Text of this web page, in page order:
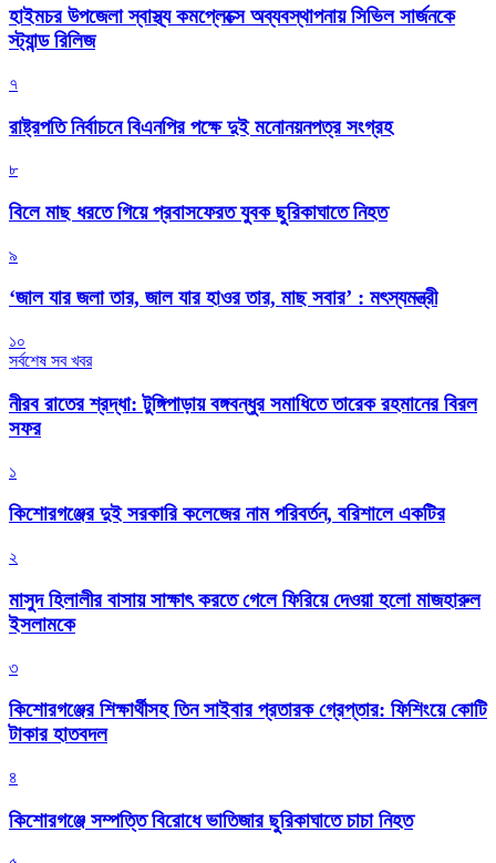
হাইমচর উপজেলা স্বাস্থ্য কমপ্লেক্সে অব্যবস্থাপনায় সিভিল সার্জনকে
স্ট্যান্ড রিলিজ
৭
রাষ্ট্রপতি নির্বাচনে বিএনপির পক্ষে দুই মনোনয়নপত্র সংগ্রহ
৮
বিলে মাছ ধরতে গিয়ে প্রবাসফেরত যুবক ছুরিকাঘাতে নিহত
৯
‘জাল যার জলা তার, জাল যার হাওর তার, মাছ সবার’ : মৎস্যমন্ত্রী
১০
সর্বশেষ সব খবর
নীরব রাতের শ্রদ্ধা: টুঙ্গিপাড়ায় বঙ্গবন্ধুর সমাধিতে তারেক রহমানের বিরল
সফর
১
কিশোরগঞ্জের দুই সরকারি কলেজের নাম পরিবর্তন, বরিশালে একটির
২
মাসুদ হিলালীর বাসায় সাক্ষাৎ করতে গেলে ফিরিয়ে দেওয়া হলো মাজহারুল
ইসলামকে
৩
কিশোরগঞ্জের শিক্ষার্থীসহ তিন সাইবার প্রতারক গ্রেপ্তার: ফিশিংয়ে কোটি
টাকার হাতবদল
৪
কিশোরগঞ্জে সম্পত্তি বিরোধে ভাতিজার ছুরিকাঘাতে চাচা নিহত